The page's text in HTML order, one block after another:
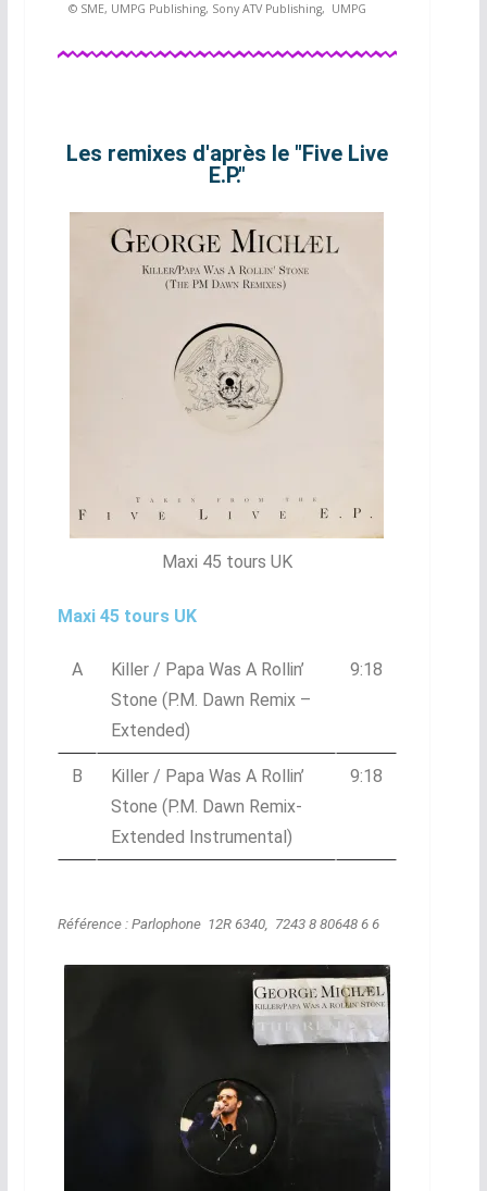
© SME, UMPG Publishing, Sony ATV Publishing, UMPG
Les remixes d'après le "Five Live
E.P."
Maxi 45 tours UK
Maxi 45 tours UK
A
Killer / Papa Was A Rollin’
Stone (P.M. Dawn Remix –
Extended)
9:18
B
Killer / Papa Was A Rollin’
Stone (P.M. Dawn Remix-
Extended Instrumental)
9:18
Référence : Parlophone ‎ 12R 6340, 7243 8 80648 6 6